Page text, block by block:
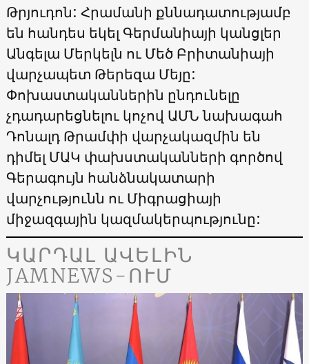
Թրյուդոն: Հրամանի քննադատությամբ
են հանդես եկել Գերմանիայի կանցլեր
Անգելա Մերկելն ու Մեծ Բրիտանիայի
վարչապետ Թերեզա Մեյը:
Փոխաստականներին ընդունելը
չդադարեցնելու կոչով ԱՄՆ նախագահ
Դոնալդ Թրամփի վարչակազմին են
դիմել ՄԱԿ փախստականների գործով
Գերագույն հանձնակատարի
վարչությունն ու Միգրացիայի
միջազգային կազմակերպությունը:
ԿԱՐԴԱԼ ԱՎԵԼԻՆ
JAMNEWS-ՈՒՄ